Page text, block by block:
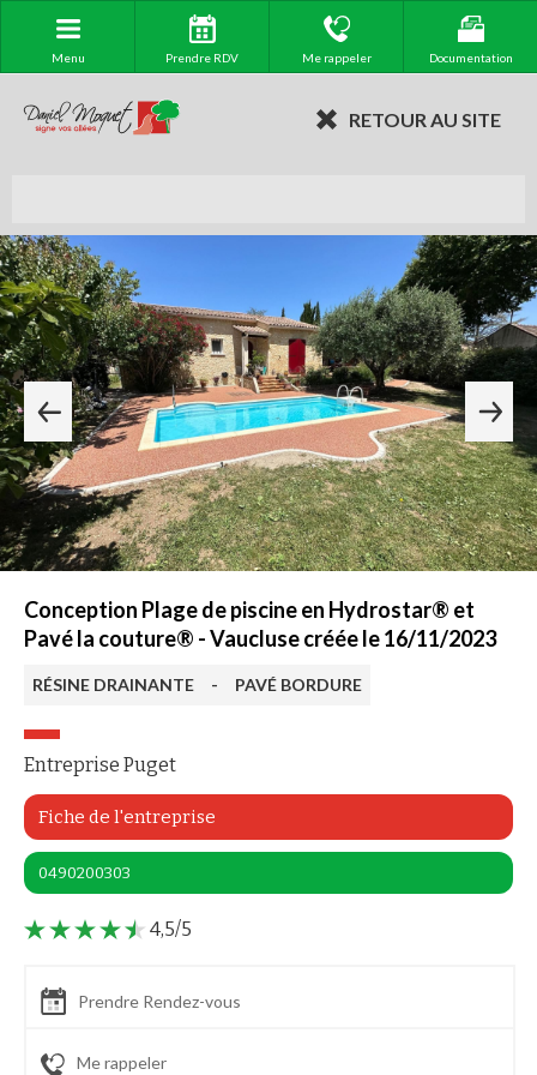
Menu Prendre RDV Me rappeler Documentation
RETOUR AU SITE
Conception Plage de piscine en Hydrostar® et
Pavé la couture® - Vaucluse créée le 16/11/2023
RÉSINE DRAINANTE - PAVÉ BORDURE
Entreprise Puget
Fiche de l'entreprise
0490200303
4,5/5
Prendre Rendez-vous
Me rappeler